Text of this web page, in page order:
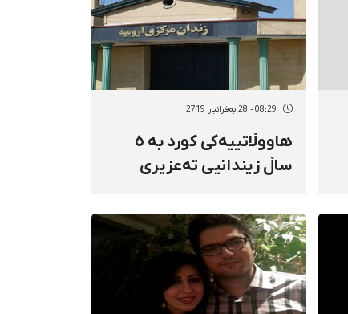
08:29 - 28 بەفرانبار 2719
هاووڵاتییەکی کورد بە ٥
ساڵ زیندانیی تەعزیری